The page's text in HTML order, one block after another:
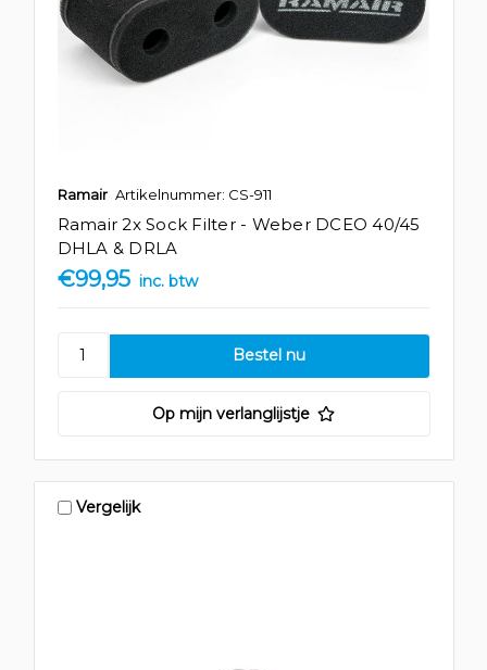
Ramair Artikelnummer: CS-911
Ramair 2x Sock Filter - Weber DCEO 40/45
DHLA & DRLA
€99,95 inc. btw
Op mijn verlanglijstje
Vergelijk